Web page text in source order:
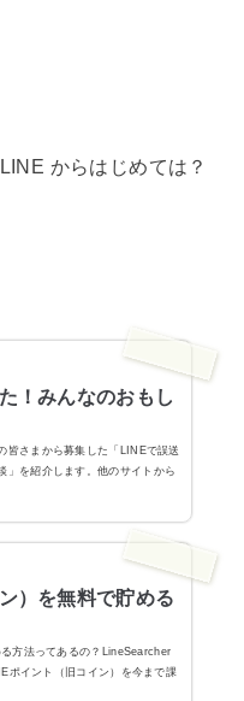
からはじめては？
！みんなのおもし
皆さまから募集した「LINEで誤送
」を紹介します。他のサイトから
）を無料で貯める
方法ってあるの？LineSearcher
ポイント（旧コイン）を今まで課